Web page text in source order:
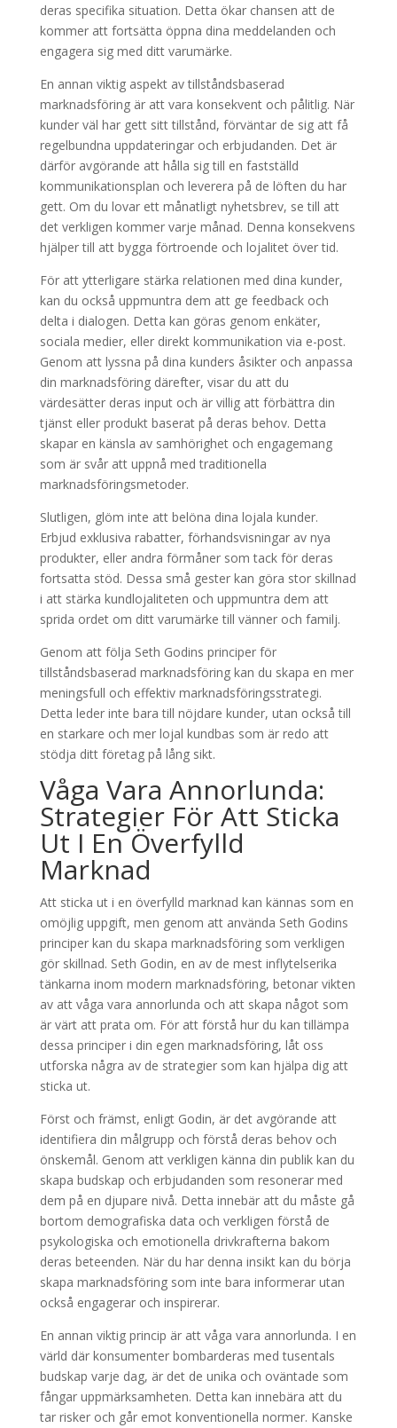
deras specifika situation. Detta ökar chansen att de
kommer att fortsätta öppna dina meddelanden och
engagera sig med ditt varumärke.
En annan viktig aspekt av tillståndsbaserad
marknadsföring är att vara konsekvent och pålitlig. När
kunder väl har gett sitt tillstånd, förväntar de sig att få
regelbundna uppdateringar och erbjudanden. Det är
därför avgörande att hålla sig till en fastställd
kommunikationsplan och leverera på de löften du har
gett. Om du lovar ett månatligt nyhetsbrev, se till att
det verkligen kommer varje månad. Denna konsekvens
hjälper till att bygga förtroende och lojalitet över tid.
För att ytterligare stärka relationen med dina kunder,
kan du också uppmuntra dem att ge feedback och
delta i dialogen. Detta kan göras genom enkäter,
sociala medier, eller direkt kommunikation via e-post.
Genom att lyssna på dina kunders åsikter och anpassa
din marknadsföring därefter, visar du att du
värdesätter deras input och är villig att förbättra din
tjänst eller produkt baserat på deras behov. Detta
skapar en känsla av samhörighet och engagemang
som är svår att uppnå med traditionella
marknadsföringsmetoder.
Slutligen, glöm inte att belöna dina lojala kunder.
Erbjud exklusiva rabatter, förhandsvisningar av nya
produkter, eller andra förmåner som tack för deras
fortsatta stöd. Dessa små gester kan göra stor skillnad
i att stärka kundlojaliteten och uppmuntra dem att
sprida ordet om ditt varumärke till vänner och familj.
Genom att följa Seth Godins principer för
tillståndsbaserad marknadsföring kan du skapa en mer
meningsfull och effektiv marknadsföringsstrategi.
Detta leder inte bara till nöjdare kunder, utan också till
en starkare och mer lojal kundbas som är redo att
stödja ditt företag på lång sikt.
Våga Vara Annorlunda:
Strategier För Att Sticka
Ut I En Överfylld
Marknad
Att sticka ut i en överfylld marknad kan kännas som en
omöjlig uppgift, men genom att använda Seth Godins
principer kan du skapa marknadsföring som verkligen
gör skillnad. Seth Godin, en av de mest inflytelserika
tänkarna inom modern marknadsföring, betonar vikten
av att våga vara annorlunda och att skapa något som
är värt att prata om. För att förstå hur du kan tillämpa
dessa principer i din egen marknadsföring, låt oss
utforska några av de strategier som kan hjälpa dig att
sticka ut.
Först och främst, enligt Godin, är det avgörande att
identifiera din målgrupp och förstå deras behov och
önskemål. Genom att verkligen känna din publik kan du
skapa budskap och erbjudanden som resonerar med
dem på en djupare nivå. Detta innebär att du måste gå
bortom demografiska data och verkligen förstå de
psykologiska och emotionella drivkrafterna bakom
deras beteenden. När du har denna insikt kan du börja
skapa marknadsföring som inte bara informerar utan
också engagerar och inspirerar.
En annan viktig princip är att våga vara annorlunda. I en
värld där konsumenter bombarderas med tusentals
budskap varje dag, är det de unika och oväntade som
fångar uppmärksamheten. Detta kan innebära att du
tar risker och går emot konventionella normer. Kanske